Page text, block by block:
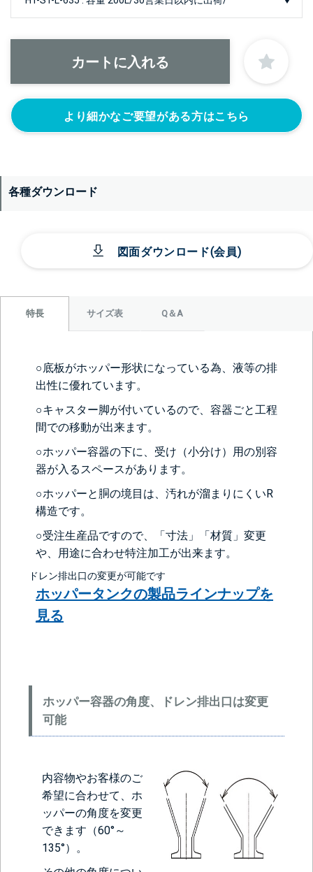
より細かなご要望がある方はこちら
各種ダウンロード
図面ダウンロード(会員)
特長 サイズ表 Q＆A
○底板がホッパー形状になっている為、液等の排
出性に優れています。
○キャスター脚が付いているので、容器ごと工程
間での移動が出来ます。
○ホッパー容器の下に、受け（小分け）用の別容
器が入るスペースがあります。
○ホッパーと胴の境目は、汚れが溜まりにくいR
構造です。
○受注生産品ですので、「寸法」「材質」変更
や、用途に合わせ特注加工が出来ます。
ドレン排出口の変更が可能です
ホッパータンクの製品ラインナップを
見る
ホッパー容器の角度、ドレン排出口は変更
可能
内容物やお客様のご
希望に合わせて、ホ
ッパーの角度を変更
できます（60°～
135°）。